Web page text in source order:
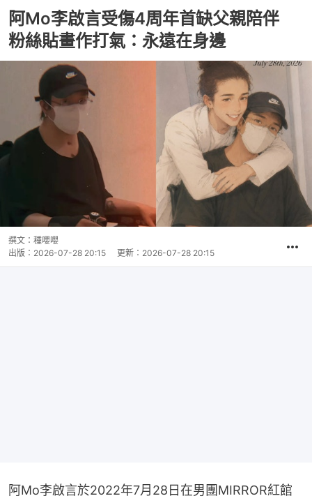
阿Mo李啟言受傷4周年首缺父親陪伴
粉絲貼畫作打氣：永遠在身邊
撰文： 種嚶嚶
出版： 2026-07-28 20:15 更新： 2026-07-28 20:15
阿Mo李啟言於2022年7月28日在男團MIRROR紅館